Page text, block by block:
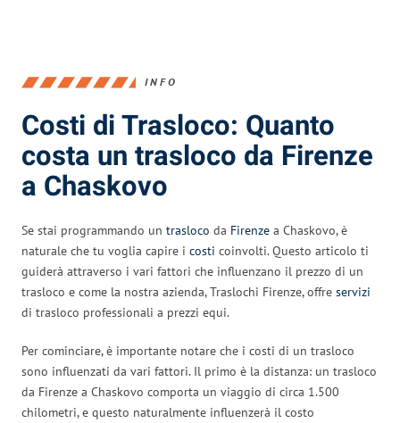
INFO
Costi di Trasloco: Quanto
costa un trasloco da Firenze
a Chaskovo
Se stai programmando un trasloco da Firenze a Chaskovo, è
naturale che tu voglia capire i costi coinvolti. Questo articolo ti
guiderà attraverso i vari fattori che influenzano il prezzo di un
trasloco e come la nostra azienda, Traslochi Firenze, offre servizi
di trasloco professionali a prezzi equi.
Per cominciare, è importante notare che i costi di un trasloco
sono influenzati da vari fattori. Il primo è la distanza: un trasloco
da Firenze a Chaskovo comporta un viaggio di circa 1.500
chilometri, e questo naturalmente influenzerà il costo